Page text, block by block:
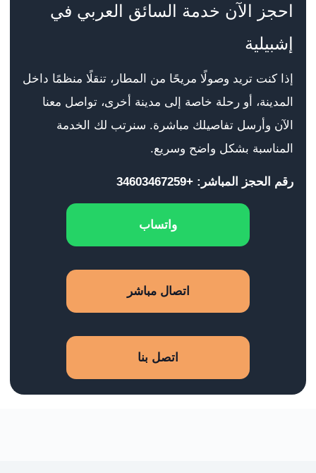
احجز الآن خدمة السائق العربي في
إشبيلية
إذا كنت تريد وصولًا مريحًا من المطار، تنقلًا منظمًا داخل
المدينة، أو رحلة خاصة إلى مدينة أخرى، تواصل معنا
الآن وأرسل تفاصيلك مباشرة. سنرتب لك الخدمة
المناسبة بشكل واضح وسريع.
رقم الحجز المباشر: +34603467259
واتساب
اتصال مباشر
اتصل بنا